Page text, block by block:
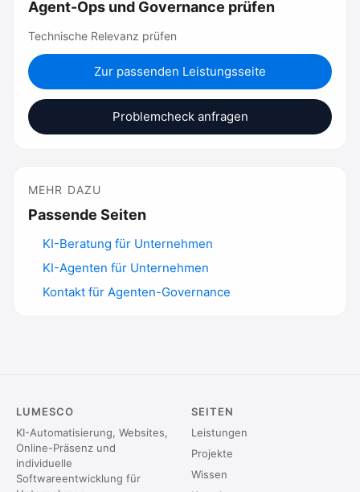
Agent-Ops und Governance prüfen
Technische Relevanz prüfen
Zur passenden Leistungsseite
Problemcheck anfragen
MEHR DAZU
Passende Seiten
KI-Beratung für Unternehmen
KI-Agenten für Unternehmen
Kontakt für Agenten-Governance
LUMESCO
KI-Automatisierung, Websites,
Online-Präsenz und
individuelle
Softwareentwicklung für
SEITEN
Leistungen
Projekte
Wissen